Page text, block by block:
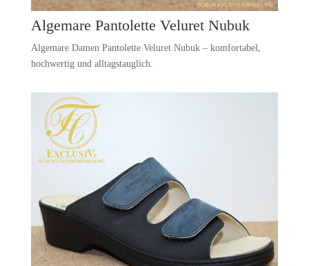
Algemare Pantolette Veluret Nubuk
Algemare Damen Pantolette Veluret Nubuk – komfortabel,
hochwertig und alltagstauglich.